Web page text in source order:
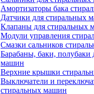
Амортизаторы бака
Датчики для стиральных
Клапаны для
Модули управления
Смазки сальников
Барабаны, баки, полубаки
машин
Верхние крышки
Выключатели и
стиральных машин